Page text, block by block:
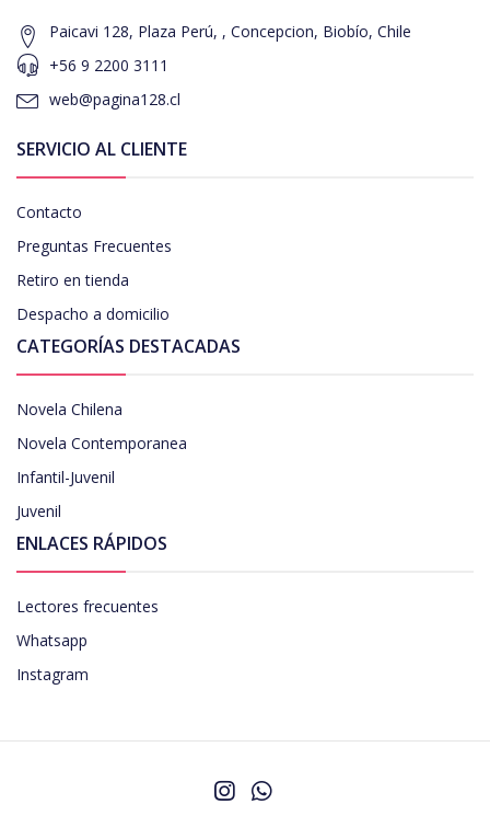
Paicavi 128, Plaza Perú, , Concepcion, Biobío, Chile
+56 9 2200 3111
web@pagina128.cl
SERVICIO AL CLIENTE
Contacto
Preguntas Frecuentes
Retiro en tienda
Despacho a domicilio
CATEGORÍAS DESTACADAS
Novela Chilena
Novela Contemporanea
Infantil-Juvenil
Juvenil
ENLACES RÁPIDOS
Lectores frecuentes
Whatsapp
Instagram